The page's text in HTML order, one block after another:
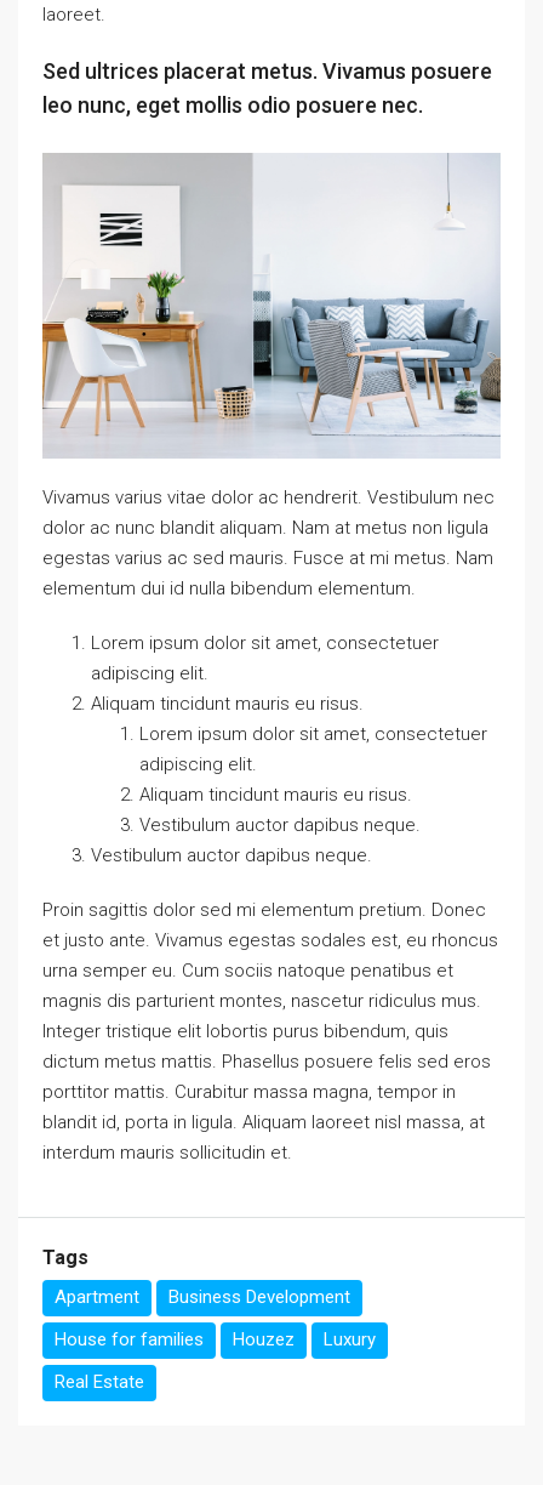
laoreet.
Sed ultrices placerat metus. Vivamus posuere
leo nunc, eget mollis odio posuere nec.
Vivamus varius vitae dolor ac hendrerit. Vestibulum nec
dolor ac nunc blandit aliquam. Nam at metus non ligula
egestas varius ac sed mauris. Fusce at mi metus. Nam
elementum dui id nulla bibendum elementum.
Lorem ipsum dolor sit amet, consectetuer
adipiscing elit.
Aliquam tincidunt mauris eu risus.
Lorem ipsum dolor sit amet, consectetuer
adipiscing elit.
Aliquam tincidunt mauris eu risus.
Vestibulum auctor dapibus neque.
Vestibulum auctor dapibus neque.
Proin sagittis dolor sed mi elementum pretium. Donec
et justo ante. Vivamus egestas sodales est, eu rhoncus
urna semper eu. Cum sociis natoque penatibus et
magnis dis parturient montes, nascetur ridiculus mus.
Integer tristique elit lobortis purus bibendum, quis
dictum metus mattis. Phasellus posuere felis sed eros
porttitor mattis. Curabitur massa magna, tempor in
blandit id, porta in ligula. Aliquam laoreet nisl massa, at
interdum mauris sollicitudin et.
Tags
Apartment
Business Development
House for families
Houzez
Luxury
Real Estate